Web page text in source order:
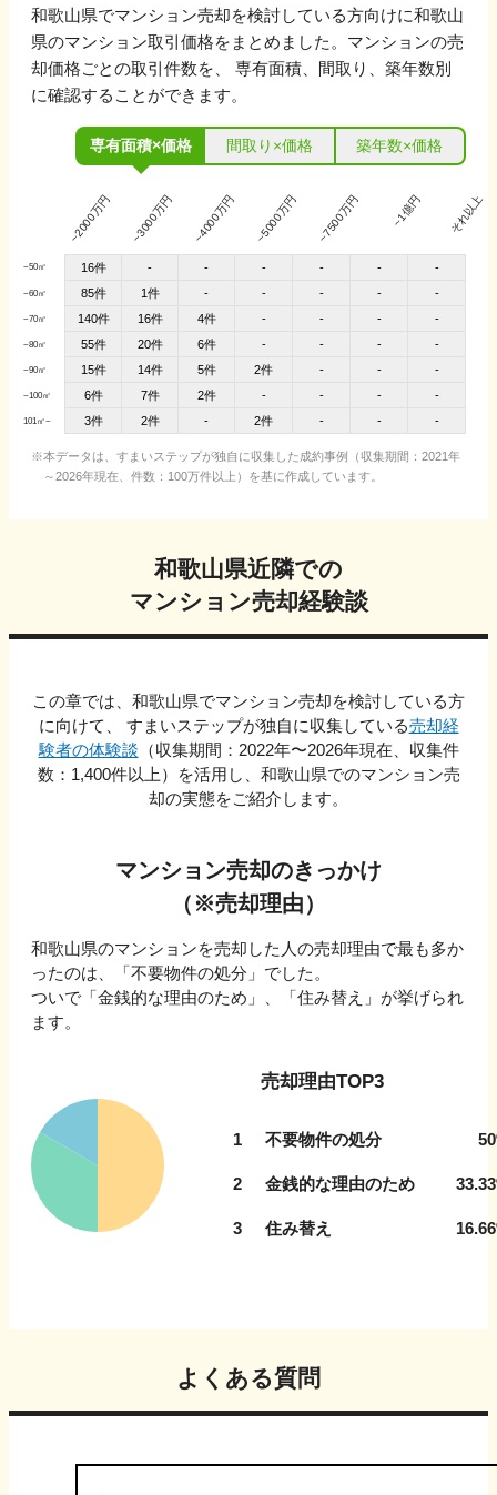
和歌山県でマンション売却を検討している方向けに和歌山
県のマンション取引価格をまとめました。マンションの売
却価格ごとの取引件数を、 専有面積、間取り、築年数別
に確認することができます。
専有面積×価格 間取り×価格 築年数×価格
~50㎡
~60㎡
~70㎡
~80㎡
~90㎡
~100㎡
101㎡~
~2000万円 ~3000万円 ~4000万円 ~5000万円 ~7500万円 ~1億円 それ以上
16件 - - - - -
-
85件
1件 - - - -
-
140件
16件 4件 - - -
-
55件
20件 6件 - - -
-
15件
14件 5件 2件 - -
-
6件
7件 2件 - - -
-
3件
2件 - 2件 - - -
本データは、すまいステップが独自に収集した成約事例（収集期間：2021年
～2026年現在、件数：100万件以上）を基に作成しています。
和歌山県近隣での
マンション売却経験談
この章では、 和歌山県でマンション売却を検討している方
に向けて、 すまいステップが独自に収集している売却経
験者の体験談 （収集期間：2022年〜2026年現在、収集件
数： 1,400件以上）を活用し、 和歌山県でのマンション売
却の実態をご紹介します。
マンション売却のきっかけ
（※売却理由）
和歌山県のマンションを売却した人の売却理由で最も多か
ったのは、「不要物件の処分 」でした。
ついで 「金銭的な理由のため」、「住み替え」 が挙げられ
ます。
売却理由TOP3
1 不要物件の処分 50
2 金銭的な理由のため 33.33
3 住み替え 16.66
よくある質問